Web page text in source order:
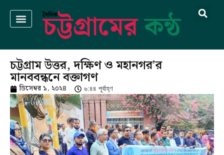
চট্টগ্রাম উত্তর, দক্ষিণ ও মহানগর’র
মানববন্ধনে বক্তাগণ
ডিসেম্বর ১, ২০২৪ ৬:৪৪ পূর্বাহ্ণ